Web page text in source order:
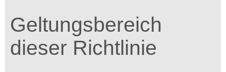
Geltungsbereich
dieser Richtlinie